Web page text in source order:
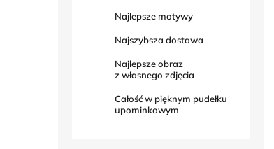
Najlepsze motywy
Najszybsza dostawa
Najlepsze obraz
z własnego zdjęcia
Całość w pięknym pudełku
upominkowym